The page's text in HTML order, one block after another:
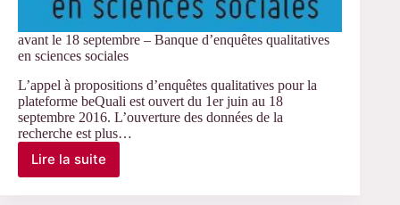
avant le 18 septembre – Banque d’enquêtes qualitatives
en sciences sociales
L’appel à propositions d’enquêtes qualitatives pour la
plateforme beQuali est ouvert du 1er juin au 18
septembre 2016. L’ouverture des données de la
recherche est plus…
Lire la suite
avant